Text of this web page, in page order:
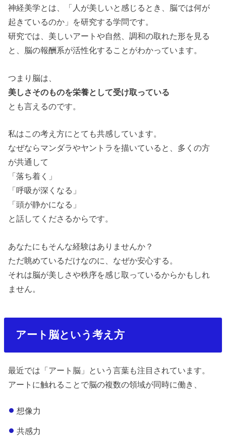
神経美学とは、
「人が美しいと感じるとき、脳では何が
起きているのか」 を研究する学問です。
研究では、美しいアートや自然、調和の取れた形を見る
と、脳の報酬系が活性化することがわかっています。
つまり脳は、
美しさそのものを栄養として受け取っている
とも言えるのです。
私はこの考え方にとても共感しています。
なぜならマンダラやヤントラを描いていると、多くの方
が共通して
「落ち着く」
「呼吸が深くなる」
「頭が静かになる」
と話してくださるからです。
あなたにもそんな経験はありませんか？
ただ眺めているだけなのに、なぜか安心する。
それは脳が美しさや秩序を感じ取っているからかもしれ
ません。
アート脳という考え方
最近では「アート脳」という言葉も注目されています。
アートに触れることで脳の複数の領域が同時に働き、
想像力
共感力